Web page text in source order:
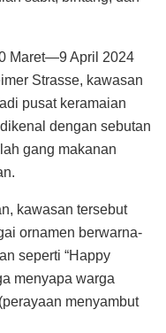
Maret—9 April 2024
Strasse, kawasan
pusat keramaian
dengan sebutan
gang makanan
kawasan tersebut
ornamen berwarna-
seperti “Happy
menyapa warga
menyambut